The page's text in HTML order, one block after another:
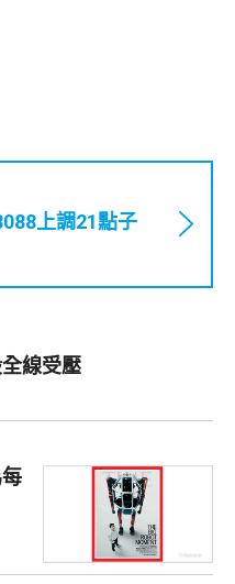
上調21點子
線受壓